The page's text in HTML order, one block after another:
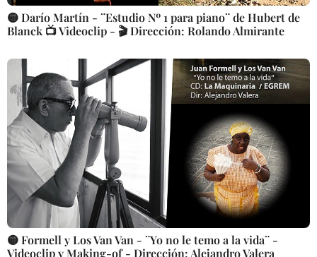
🟡 Darío Martín - ¨Estudio Nº 1 para piano¨ de Hubert de
Blanck 📺 Videoclip - 🎬 Dirección: Rolando Almirante
🟡 Formell y Los Van Van - ¨Yo no le temo a la vida¨ -
Videoclip y Making-of - Dirección: Alejandro Valera